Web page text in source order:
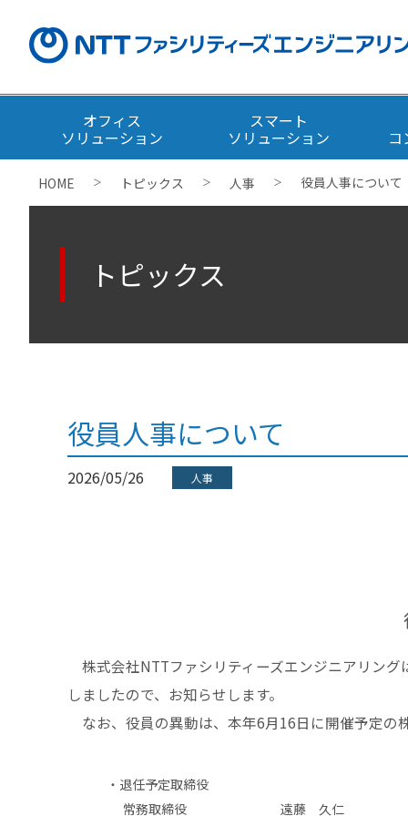
オフィス
ソリューション
スマート
ソリューション コ
HOME ＞ トピックス ＞ 人事 ＞ 役員人事について
トピックス
役員人事について
2026/05/26 人事
株式会社NTTファシリティーズエンジニアリン
しましたので、お知らせします。
なお、役員の異動は、本年6月16日に開催予定の
・退任予定取締役
常務取締役
遠藤 久仁